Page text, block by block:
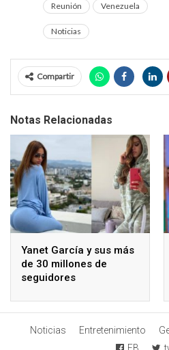
Reunión
Venezuela
Noticias
Compartir
Notas Relacionadas
Yanet García y sus más
de 30 millones de
seguidores
Noticias Entretenimiento